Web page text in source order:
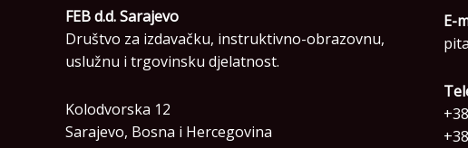
FEB d.d. Sarajevo
Društvo za izdavačku, instruktivno-obrazovnu,
uslužnu i trgovinsku djelatnost.
Kolodvorska 12
Sarajevo, Bosna i Hercegovina
E-